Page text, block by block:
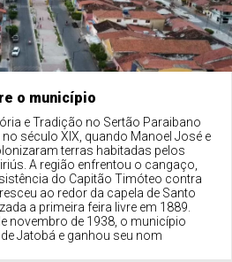
o município
e Tradição no Sertão Paraibano
século XIX, quando Manoel José e
terras habitadas pelos
A região enfrentou o cangaço,
do Capitão Timóteo contra
ao redor da capela de Santo
a primeira feira livre em 1889.
novembro de 1938, o município
Jatobá e ganhou seu nom